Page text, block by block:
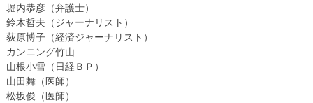
堀内恭彦（弁護士）
鈴木哲夫（ジャーナリスト）
荻原博子（経済ジャーナリスト）
カンニング竹山
山根小雪（日経ＢＰ）
山田舞（医師）
松坂俊（医師）